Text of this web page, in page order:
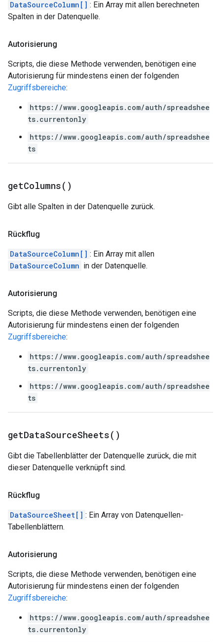
DataSourceColumn[] : Ein Array mit allen berechneten
Spalten in der Datenquelle.
Autorisierung
Scripts, die diese Methode verwenden, benötigen eine
Autorisierung für mindestens einen der folgenden
Zugriffsbereiche:
https://www.googleapis.com/auth/spreadshee
ts.currentonly
https://www.googleapis.com/auth/spreadshee
ts
getColumns( )
Gibt alle Spalten in der Datenquelle zurück.
Rückflug
DataSourceColumn[] : Ein Array mit allen
DataSourceColumn in der Datenquelle.
Autorisierung
Scripts, die diese Methode verwenden, benötigen eine
Autorisierung für mindestens einen der folgenden
Zugriffsbereiche:
https://www.googleapis.com/auth/spreadshee
ts.currentonly
https://www.googleapis.com/auth/spreadshee
ts
getDataSourceSheets( )
Gibt die Tabellenblätter der Datenquelle zurück, die mit
dieser Datenquelle verknüpft sind.
Rückflug
DataSourceSheet[] : Ein Array von Datenquellen-
Tabellenblättern.
Autorisierung
Scripts, die diese Methode verwenden, benötigen eine
Autorisierung für mindestens einen der folgenden
Zugriffsbereiche:
https://www.googleapis.com/auth/spreadshee
ts.currentonly